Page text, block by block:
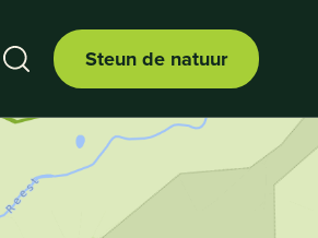
Steun de natuur